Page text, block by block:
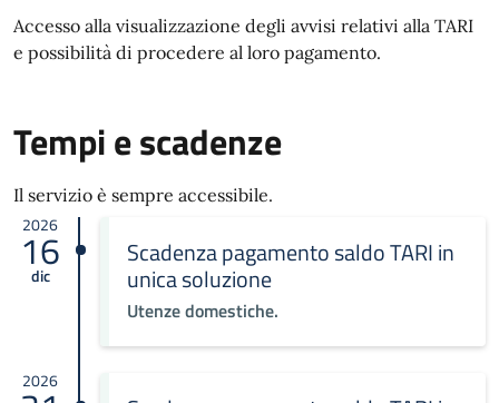
Accesso alla visualizzazione degli avvisi relativi alla TARI
e possibilità di procedere al loro pagamento.
Tempi e scadenze
Il servizio è sempre accessibile.
2026
16
dic
Scadenza pagamento saldo TARI in
unica soluzione
Utenze domestiche.
2026